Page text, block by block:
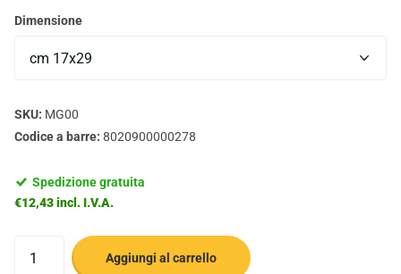
Dimensione
SKU: MG00
Codice a barre: 8020900000278
Spedizione gratuita
€12,43 incl. I.V.A.
Aggiungi al carrello